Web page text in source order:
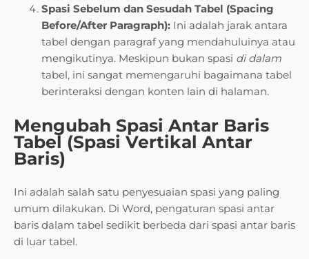
Spasi Sebelum dan Sesudah Tabel (Spacing
Before/After Paragraph): Ini adalah jarak antara
tabel dengan paragraf yang mendahuluinya atau
mengikutinya. Meskipun bukan spasi di dalam
tabel, ini sangat memengaruhi bagaimana tabel
berinteraksi dengan konten lain di halaman.
Mengubah Spasi Antar Baris
Tabel (Spasi Vertikal Antar
Baris)
Ini adalah salah satu penyesuaian spasi yang paling
umum dilakukan. Di Word, pengaturan spasi antar
baris dalam tabel sedikit berbeda dari spasi antar baris
di luar tabel.